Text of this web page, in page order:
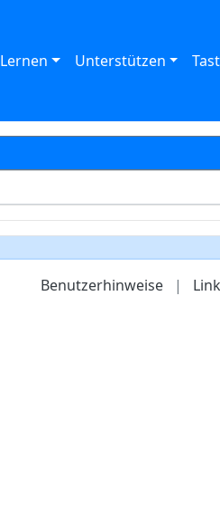
Lernen Unterstützen
Benutzerhinweise |